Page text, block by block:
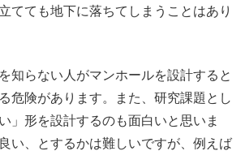
てても地下に落ちてしまうことはあり
知らない人がマンホールを設計すると
危険があります。また、研究課題とし
」形を設計するのも面白いと思いま
い、とするかは難しいですが、例えば